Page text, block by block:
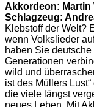
Akkordeon: Martin
Schlagzeug:
Klebstoff der Welt?
wenn Volkslieder
haben Sie
Generationen
wild und
ist des Müllers
die viele längst
neues Leben. Mit